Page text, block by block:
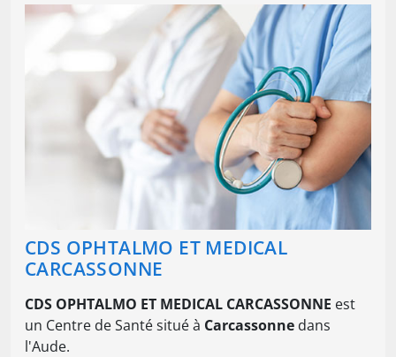
CDS OPHTALMO ET MEDICAL
CARCASSONNE
CDS OPHTALMO ET MEDICAL CARCASSONNE est
un Centre de Santé situé à Carcassonne dans
l'Aude.